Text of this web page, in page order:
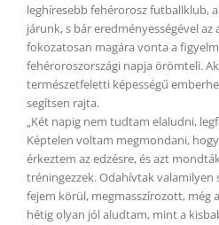
leghíresebb fehérorosz futballklub,
járunk, s bár eredményességével
fokozatosan magára vonta a
fehéroroszországi napja örömteli.
természetfeletti képességű
segítsen rajta.
„Két napig nem tudtam elaludni,
Képtelen voltam megmondani,
érkeztem az edzésre, és azt
tréningezzek. Odahívtak
fejem körül, megmasszírozott, még
hétig olyan jól aludtam, mint a